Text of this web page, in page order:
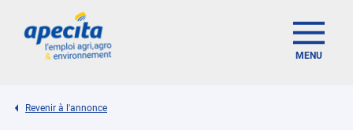
MENU
Revenir à l'annonce